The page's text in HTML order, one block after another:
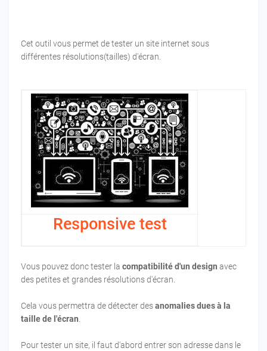
Cet outil vous permet de tester un site internet sous
différentes résolutions(tailles) d'écran.
Responsive test
Vous pouvez donc tester la compatibilité d'un design avec
des petites et grandes résolutions d'écran.
Cela vous permettra de détecter desanomalies dues à la
taille de l'écran
Pour tester un site, il faut d'abord entrer son adresse dans le